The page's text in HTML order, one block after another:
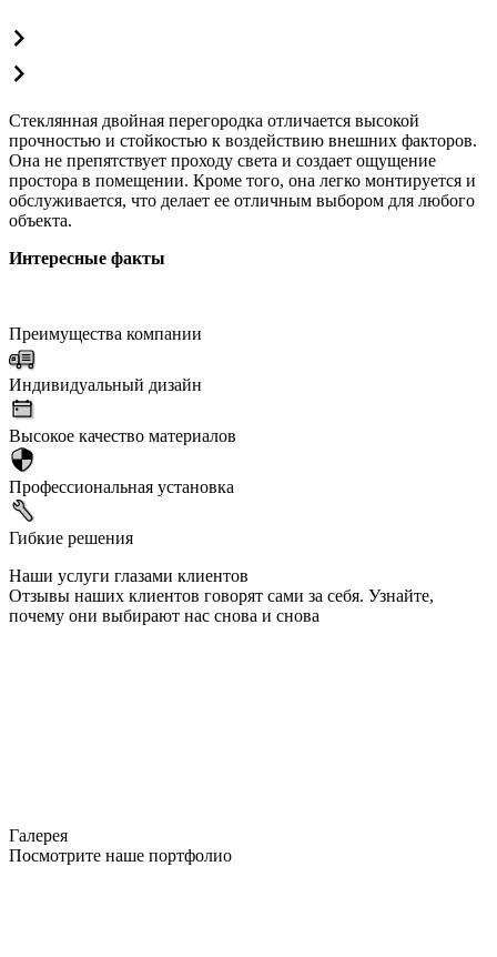
Стеклянная двойная перегородка отличается высокой
прочностью и стойкостью к воздействию внешних факторов.
Она не препятствует проходу света и создает ощущение
простора в помещении. Кроме того, она легко монтируется и
обслуживается, что делает ее отличным выбором для любого
объекта.
Интересные факты
Преимущества компании
Индивидуальный дизайн
Высокое качество материалов
Профессиональная установка
Гибкие решения
Наши услуги глазами клиентов
Отзывы наших клиентов говорят сами за себя. Узнайте,
почему они выбирают нас снова и снова
Галерея
Посмотрите наше портфолио